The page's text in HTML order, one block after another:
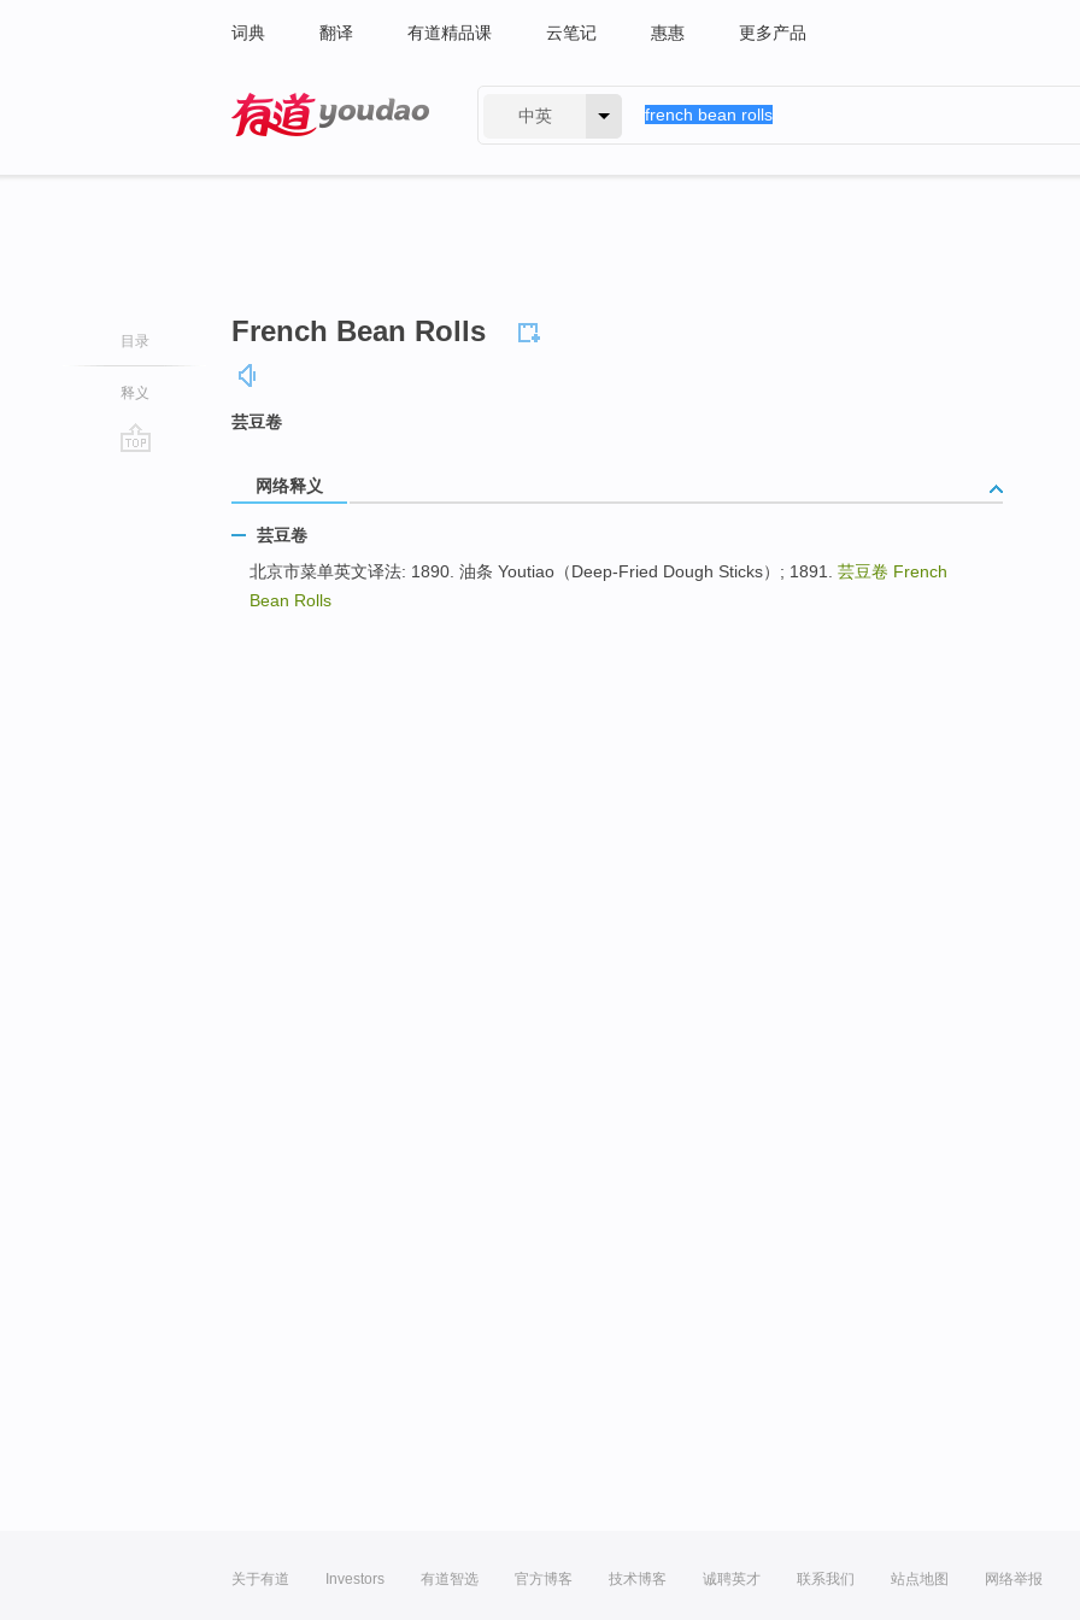
词典 翻译 有道精品课 云笔记 惠惠 更多产品
中英
目录
释义
French Bean Rolls
芸豆卷
网络释义
芸豆卷
北京市菜单英文译法: 1890. 油条 Youtiao（Deep-Fried Dough Sticks）; 1891. 芸豆卷 French
Bean Rolls
关于有道 Investors 有道智选 官方博客 技术博客 诚聘英才 联系我们 站点地图 网络举报